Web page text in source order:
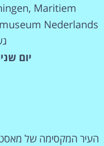
יום
העיר המקסימה של